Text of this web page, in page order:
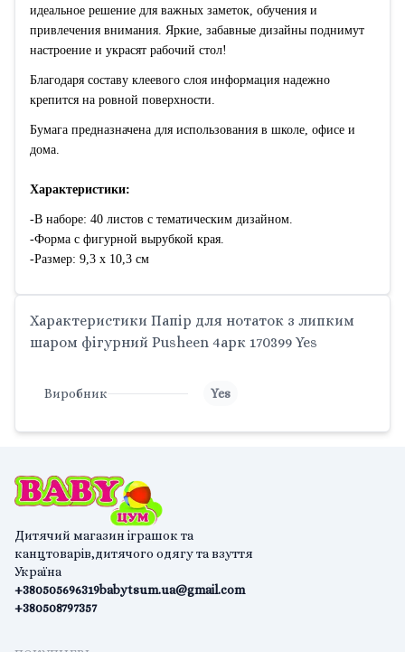
идеальное решение для важных заметок, обучения и
привлечения внимания. Яркие, забавные дизайны поднимут
настроение и украсят рабочий стол!
Благодаря составу клеевого слоя информация надежно
крепится на ровной поверхности.
Бумага предназначена для использования в школе, офисе и
дома.
Характеристики:
-В наборе: 40 листов с тематическим дизайном.
-Форма с фигурной вырубкой края.
-Размер: 9,3 х 10,3 см
Характеристики Папір для нотаток з липким
шаром фігурний Pusheen 4арк 170399 Yes
Виробник Yes
Дитячий магазин іграшок та
канцтоварів,дитячого одягу та взуття
Україна
+380505696319
+380508797357
babytsum.ua@gmail.com